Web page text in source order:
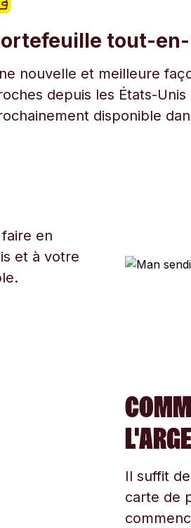
tout-
nouvelle et meilleure
depuis les États-
disponible
en
et à votre
Il suffit
carte de